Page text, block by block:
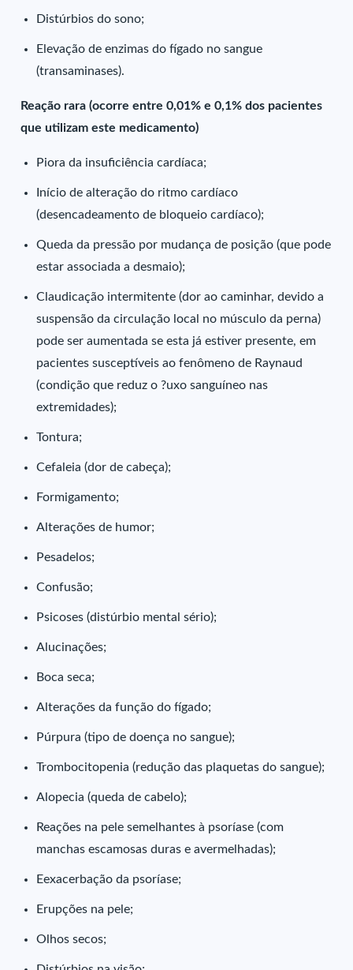
Distúrbios do sono;
Elevação de enzimas do fígado no sangue
(transaminases).
Reação rara (ocorre entre 0,01% e 0,1% dos pacientes
que utilizam este medicamento)
Piora da insuficiência cardíaca;
Início de alteração do ritmo cardíaco
(desencadeamento de bloqueio cardíaco);
Queda da pressão por mudança de posição (que pode
estar associada a desmaio);
Claudicação intermitente (dor ao caminhar, devido a
suspensão da circulação local no músculo da perna)
pode ser aumentada se esta já estiver presente, em
pacientes susceptíveis ao fenômeno de Raynaud
(condição que reduz o ?uxo sanguíneo nas
extremidades);
Tontura;
Cefaleia (dor de cabeça);
Formigamento;
Alterações de humor;
Pesadelos;
Confusão;
Psicoses (distúrbio mental sério);
Alucinações;
Boca seca;
Alterações da função do fígado;
Púrpura (tipo de doença no sangue);
Trombocitopenia (redução das plaquetas do sangue);
Alopecia (queda de cabelo);
Reações na pele semelhantes à psoríase (com
manchas escamosas duras e avermelhadas);
Eexacerbação da psoríase;
Erupções na pele;
Olhos secos;